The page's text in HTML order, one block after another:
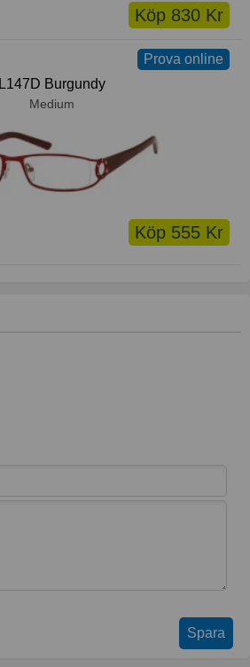
Köp 830 Kr
Prova online
L147D Burgundy
Medium
Köp 555 Kr